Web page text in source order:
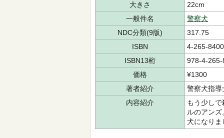
大きさ
22cm
一般件名
警察犬
NDC分類(9版)
317.75
ISBN
4-265-
ISBN13桁
978-4-
価格
¥1300
著者紹介
警察犬指導
内容紹介
もう少し
ルのアン
犬になりま